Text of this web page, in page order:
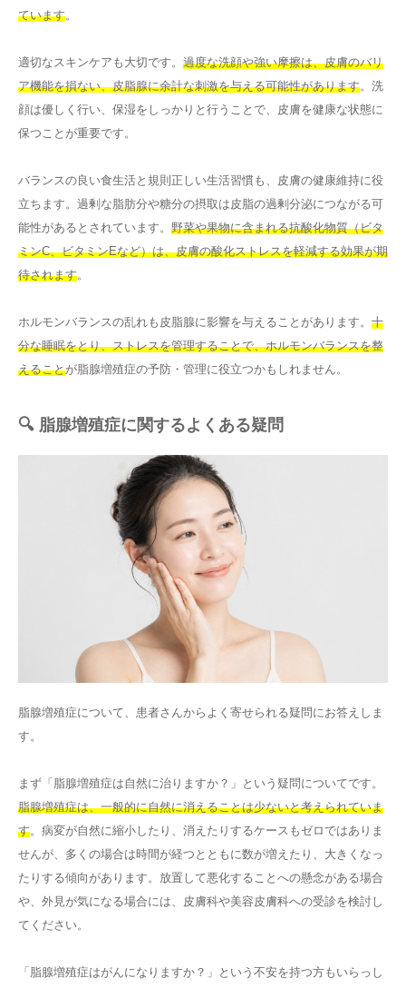
ています。
適切なスキンケアも大切です。 過度な洗顔や強い摩擦は、皮膚のバリ
ア機能を損ない、皮脂腺に余計な刺激を与える可能性があります。洗
顔は優しく行い、保湿をしっかりと行うことで、皮膚を健康な状態に
保つことが重要です。
バランスの良い食生活と規則正しい生活習慣も、皮膚の健康維持に役
立ちます。過剰な脂肪分や糖分の摂取は皮脂の過剰分泌につながる可
能性があるとされています。 野菜や果物に含まれる抗酸化物質（ビタ
ミンC、ビタミンEなど）は、皮膚の酸化ストレスを軽減する効果が期
待されます。
ホルモンバランスの乱れも皮脂腺に影響を与えることがあります。 十
分な睡眠をとり、ストレスを管理することで、ホルモンバランスを整
えることが脂腺増殖症の予防・管理に役立つかもしれません。
🔍 脂腺増殖症に関するよくある疑問
脂腺増殖症について、患者さんからよく寄せられる疑問にお答えしま
す。
まず「脂腺増殖症は自然に治りますか？」という疑問についてです。
脂腺増殖症は、一般的に自然に消えることは少ないと考えられていま
す。病変が自然に縮小したり、消えたりするケースもゼロではありま
せんが、多くの場合は時間が経つとともに数が増えたり、大きくなっ
たりする傾向があります。放置して悪化することへの懸念がある場合
や、外見が気になる場合には、皮膚科や美容皮膚科への受診を検討し
てください。
「脂腺増殖症はがんになりますか？」という不安を持つ方もいらっし